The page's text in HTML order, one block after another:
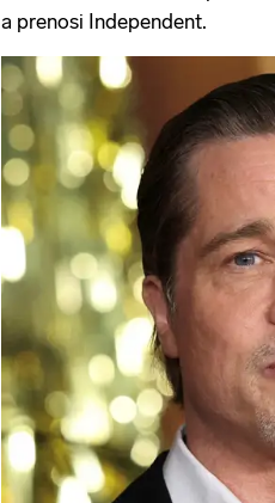
a prenosi Independent.